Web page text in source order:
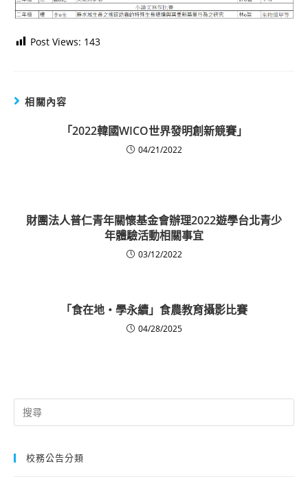
Post Views: 143
相關內容
「2022韓國WICO世界發明創新競賽」
04/21/2022
財團法人普仁青年關懷基金會辦理2022遊學台北青少
年體驗活動相關事宜
03/12/2022
「食在地・學永續」食農教育攝影比賽
04/28/2025
Search
for:
校務公告分類